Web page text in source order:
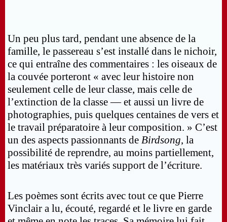
Un peu plus tard, pendant une absence de la
famille, le passereau s’est installé dans le nichoir,
ce qui entraîne des commentaires : les oiseaux de
la couvée porteront « avec leur histoire non
seulement celle de leur classe, mais celle de
l’extinction de la classe — et aussi un livre de
photographies, puis quelques centaines de vers et
le travail préparatoire à leur composition. » C’est
un des aspects passionnants de Birdsong, la
possibilité de reprendre, au moins partiellement,
les matériaux très variés support de l’écriture.
Les poèmes sont écrits avec tout ce que Pierre
Vinclair a lu, écouté, regardé et le livre en garde